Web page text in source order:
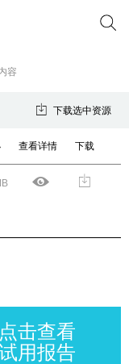
容
下载选中资源
查看详情 下载
点击查看
用报告